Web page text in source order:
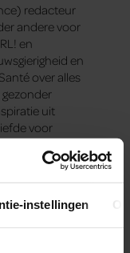
instellingen
redacteur
andere voor
en
en
over alles
gezonder
uit
voor
creëren van